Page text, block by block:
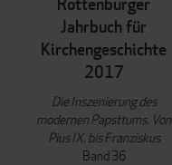
Jahrbuch für
Kirchengeschichte
2017
Die Inszenierung des
modernen Papsttums. Von
Pius IX. bis Franziskus
Band 36